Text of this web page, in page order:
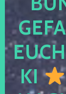
KI